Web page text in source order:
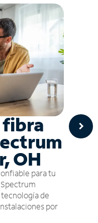
fibra
OH
para tu
de
por